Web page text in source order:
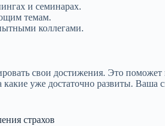
и семинарах.
темам.
коллегами.
свои достижения. Это поможет
уже достаточно развиты. Ваша
страхов